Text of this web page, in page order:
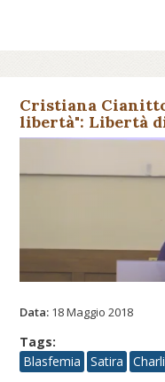
Cristiana
libertà": Libertà
religione un co...
Data: 18 Maggio 2018
Tags:
Blasfemia
Satira